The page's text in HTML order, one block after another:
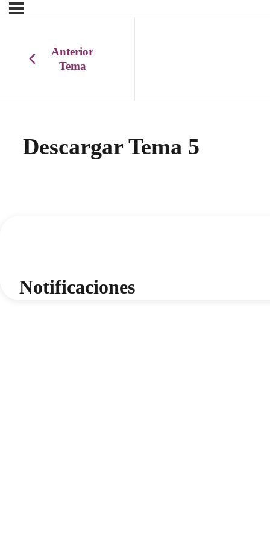
Anterior
Tema
Descargar Tema 5
Notificaciones